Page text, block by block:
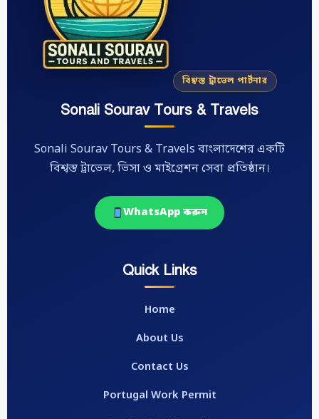
বিশ্বস্ত ট্রাভেল পার্টনার
Sonali Sourav Tours & Travels
Sonali Sourav Tours & Travels বাংলাদেশের একটি
বিশ্বস্ত ট্রাভেল, ভিসা ও মাইগ্রেশন সেবা প্রতিষ্ঠান।
WhatsApp করুন
Quick Links
Home
About Us
Contact Us
Portugal Work Permit